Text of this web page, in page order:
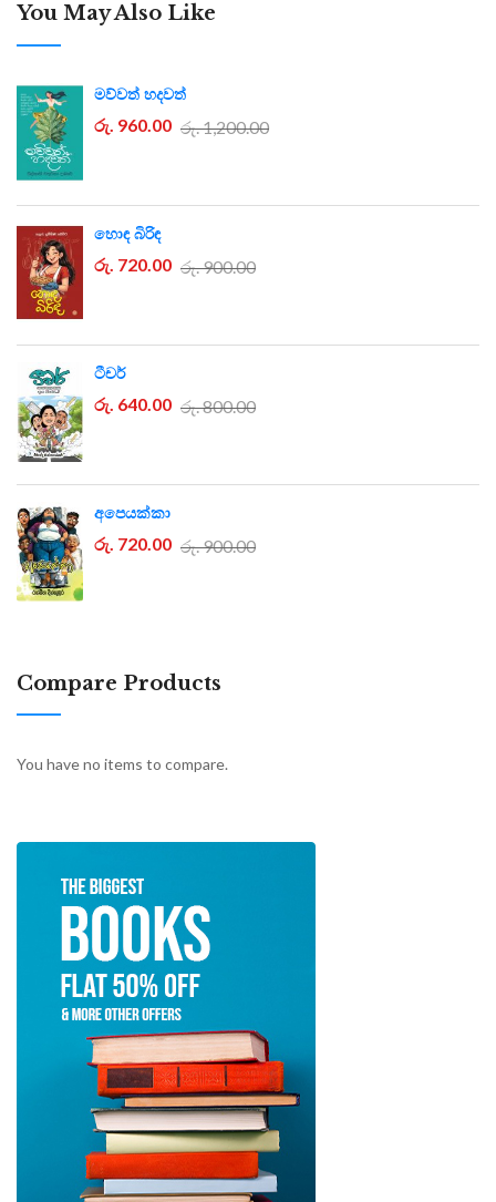
You May Also Like
මව්වත් හදවත්
රු. 960.00 රු. 1,200.00
හොඳ බිරිඳ
රු. 720.00 රු. 900.00
ටීචර්
රු. 640.00 රු. 800.00
අපෙයක්කා
රු. 720.00 රු. 900.00
Compare Products
You have no items to compare.